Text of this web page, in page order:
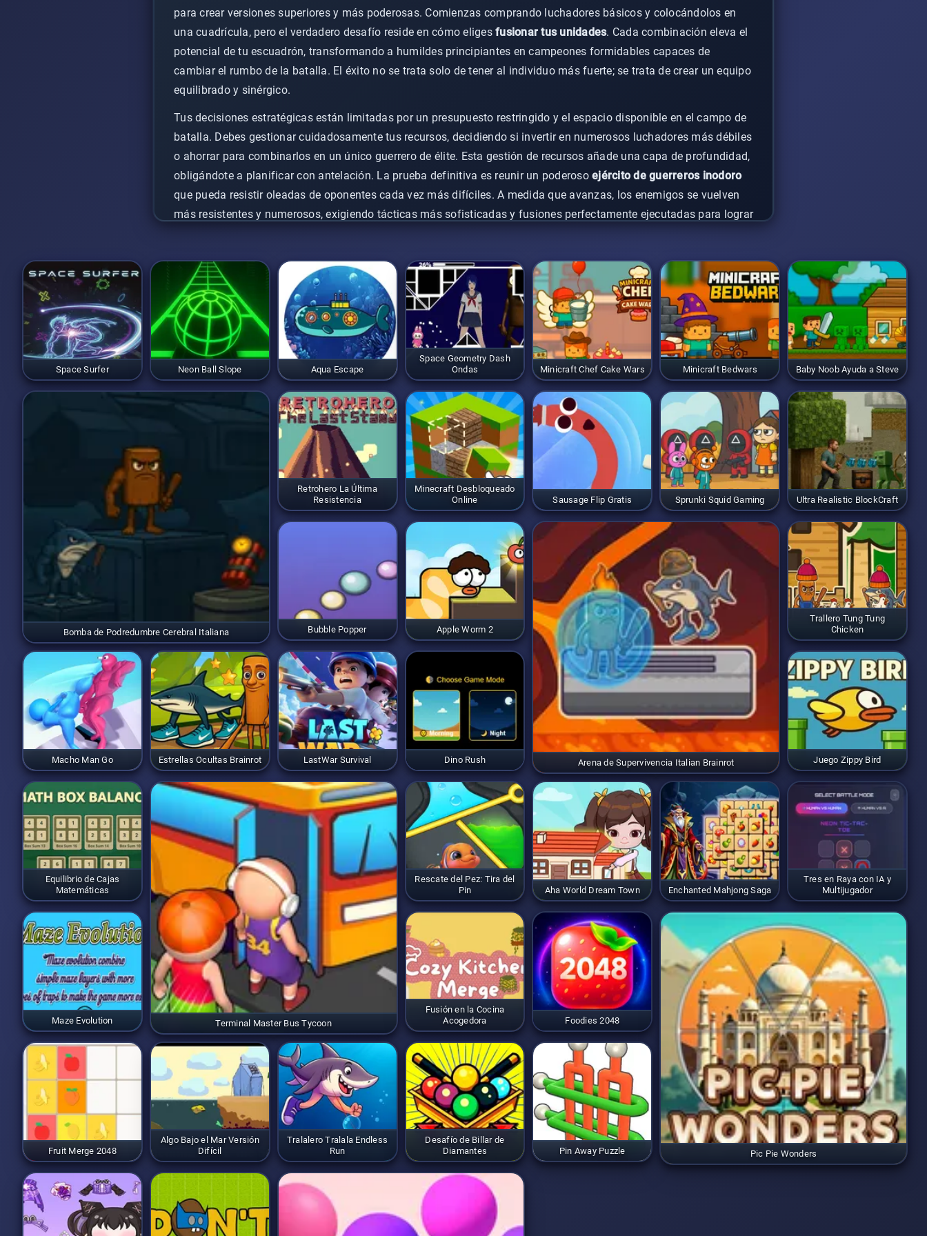
para crear versiones superiores y más poderosas. Comienzas comprando luchadores básicos y colocándolos en
una cuadrícula, pero el verdadero desafío reside en cómo eliges fusionar tus unidades. Cada combinación eleva el
potencial de tu escuadrón, transformando a humildes principiantes en campeones formidables capaces de
cambiar el rumbo de la batalla. El éxito no se trata solo de tener al individuo más fuerte; se trata de crear un equipo
equilibrado y sinérgico.
Tus decisiones estratégicas están limitadas por un presupuesto restringido y el espacio disponible en el campo de
batalla. Debes gestionar cuidadosamente tus recursos, decidiendo si invertir en numerosos luchadores más débiles
o ahorrar para combinarlos en un único guerrero de élite. Esta gestión de recursos añade una capa de profundidad,
obligándote a planificar con antelación. La prueba definitiva es reunir un poderoso ejército de guerreros inodoro
que pueda resistir oleadas de oponentes cada vez más difíciles. A medida que avanzas, los enemigos se vuelven
más resistentes y numerosos, exigiendo tácticas más sofisticadas y fusiones perfectamente ejecutadas para lograr
Space Surfer Neon Ball Slope Aqua Escape
Space Geometry Dash
Ondas
Minicraft Chef Cake Wars Minicraft Bedwars Baby Noob Ayuda a Steve
Bomba de Podredumbre Cerebral Italiana
Retrohero La Última
Resistencia
Minecraft Desbloqueado
Online
Sausage Flip Gratis Sprunki Squid Gaming Ultra Realistic BlockCraft
Bubble Popper Apple Worm 2
Arena de Supervivencia Italian Brainrot
Trallero Tung Tung
Chicken
Macho Man Go Estrellas Ocultas Brainrot LastWar Survival Dino Rush Juego Zippy Bird
Equilibrio de Cajas
Matemáticas
Terminal Master Bus Tycoon
Rescate del Pez: Tira del
Pin
Aha World Dream Town Enchanted Mahjong Saga
Tres en Raya con IA y
Multijugador
Maze Evolution
Fusión en la Cocina
Acogedora
Foodies 2048
Pic Pie Wonders
Fruit Merge 2048
Algo Bajo el Mar Versión
Difícil
Tralalero Tralala Endless
Run
Desafío de Billar de
Diamantes
Pin Away Puzzle